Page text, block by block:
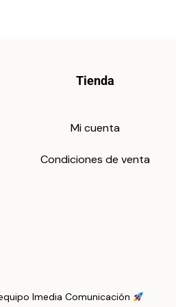
Tienda
Mi cuenta
Condiciones de venta
Imedia Comunicación